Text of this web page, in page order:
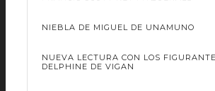
NIEBLA DE MIGUEL DE UNAMUNO
NUEVA LECTURA CON LOS
DELPHINE DE VIGAN